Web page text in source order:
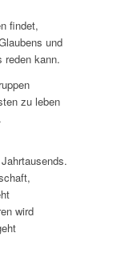
findet,
und
reden kann.
zu leben
wird